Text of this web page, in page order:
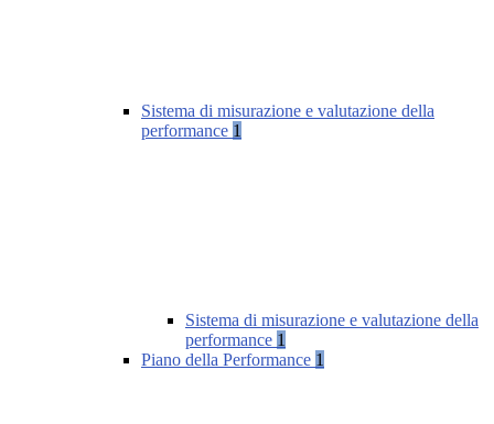
Sistema di misurazione e valutazione della
performance 1
Sistema di misurazione e valutazione della
performance 1
Piano della Performance 1